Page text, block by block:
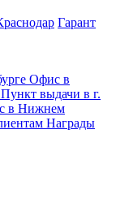
Гарант
Офис в
Пункт выдачи в г.
в Нижнем
Награды